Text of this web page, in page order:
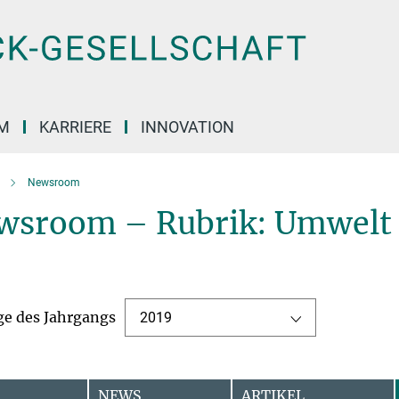
KARRIERE INNOVATION
Newsroom
– Rubrik:
des Jahrgangs 2019